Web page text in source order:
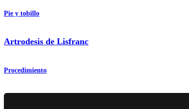
Pie y tobillo
Artrodesis de Lisfranc
Procedimiento